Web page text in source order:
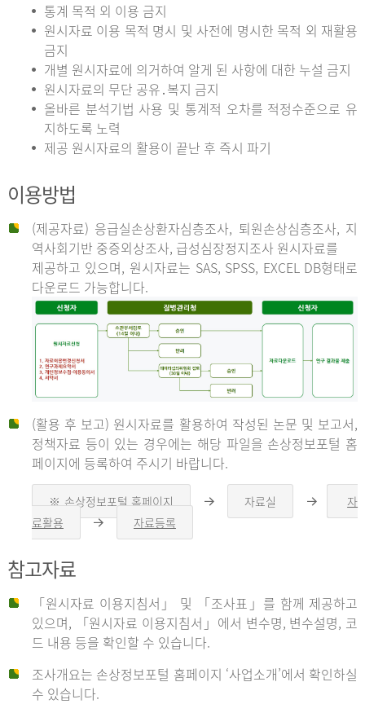
통계 목적 외 이용 금지
원시자료 이용 목적 명시 및 사전에 명시한 목적 외 재활용
금지
개별 원시자료에 의거하여 알게 된 사항에 대한 누설 금지
원시자료의 무단 공유․복지 금지
올바른 분석기법 사용 및 통계적 오차를 적정수준으로 유
지하도록 노력
제공 원시자료의 활용이 끝난 후 즉시 파기
이용방법
(제공자료) 응급실손상환자심층조사, 퇴원손상심층조사, 지
역사회기반 중증외상조사, 급성심장정지조사 원시자료를
제공하고 있으며, 원시자료는 SAS, SPSS, EXCEL DB형태로
다운로드 가능합니다.
신
청
자
신
청
자
는
1.
자
(활용 후 보고) 원시자료를 활용하여 작성된 논문 및 보고서,
정책자료 등이 있는 경우에는 해당 파일을 손상정보포털 홈
페이지에 등록하여 주시기 바랍니다.
※ 손상정보포털 홈페이지
른
자료실
른
자
료활용
른
자료등록
참고자료
「원시자료 이용지침서」 및 「조사표」를 함께 제공하고
있으며, 「원시자료 이용지침서」에서 변수명, 변수설명, 코
드 내용 등을 확인할 수 있습니다.
조사개요는 손상정보포털 홈페이지 ‘사업소개’에서 확인하실
수 있습니다.